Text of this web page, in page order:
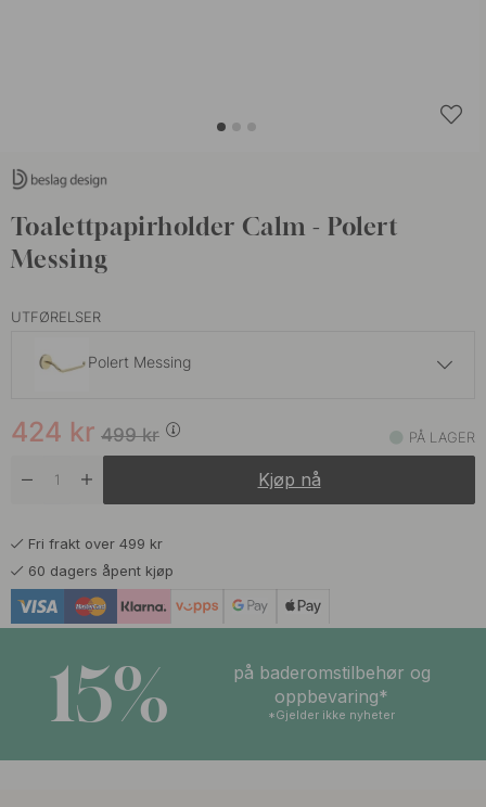
Toalettpapirholder Calm - Polert
Messing
UTFØRELSER
Polert Messing
Brunet Messing På lager
På lager
499kr
424 kr PÅ LAGER
Kjøp nå
Fri frakt over 499 kr
60 dagers åpent kjøp
15%
på baderomstilbehør og
oppbevaring*
*Gjelder ikke nyheter